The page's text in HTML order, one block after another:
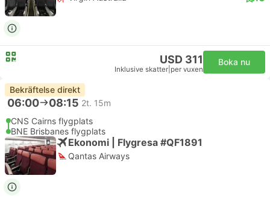
USD 311
Inklusive skatter per vuxen
Boka nu
Bekräftelse direkt
06:00 08:15 2t. 15m
CNS Cairns flygplats
BNE Brisbanes flygplats
Ekonomi | Flygresa #QF1891
Qantas Airways